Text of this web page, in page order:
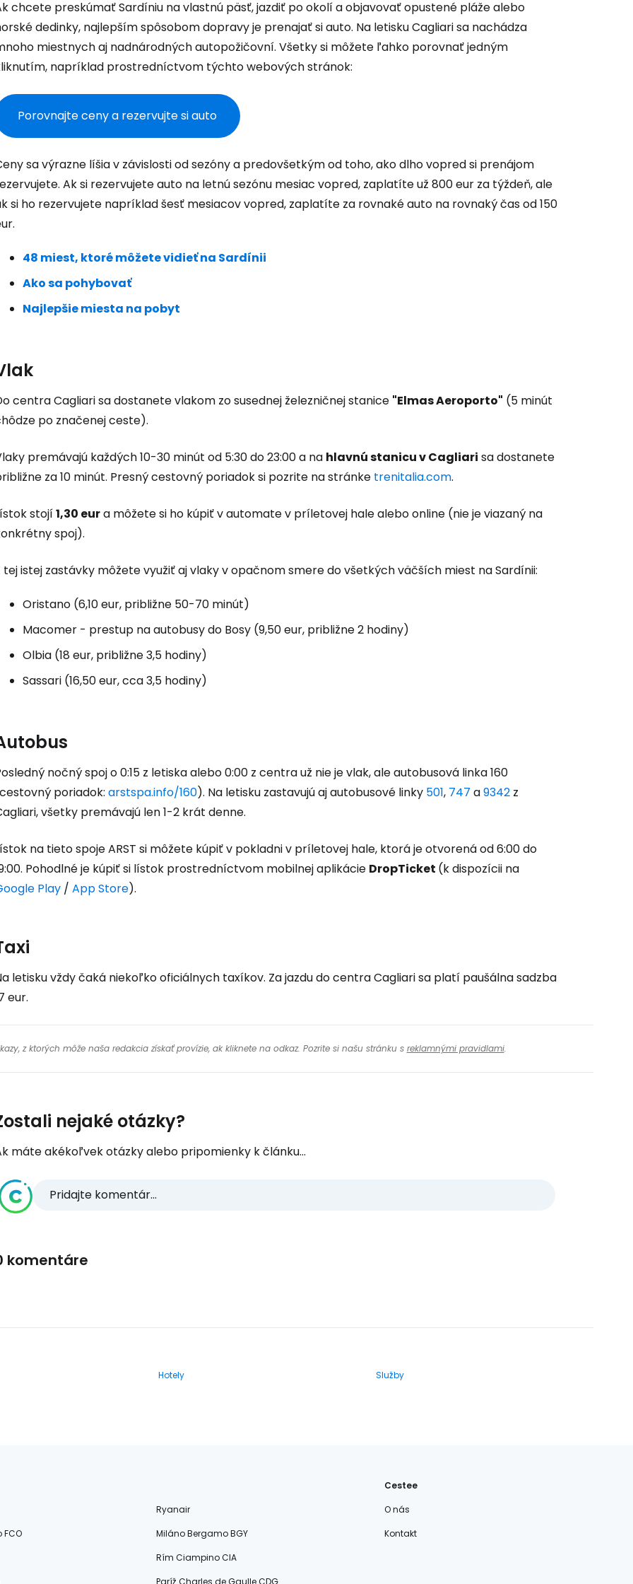
chcete preskúmať Sardíniu na vlastnú päsť, jazdiť po okolí a objavovať opustené pláže alebo
dedinky, najlepším spôsobom dopravy je prenajať si auto. Na letisku Cagliari sa nachádza
miestnych aj nadnárodných autopožičovní. Všetky si môžete ľahko porovnať jedným
napríklad prostredníctvom týchto webových stránok:
Porovnajte ceny a rezervujte si auto
sa výrazne líšia v závislosti od sezóny a predovšetkým od toho, ako dlho vopred si prenájom
Ak si rezervujete auto na letnú sezónu mesiac vopred, zaplatíte už 800 eur za týždeň, ale
si ho rezervujete napríklad šesť mesiacov vopred, zaplatíte za rovnaké auto na rovnaký čas od 150
48 miest, ktoré môžete vidieť na Sardínii
Ako sa pohybovať
Najlepšie miesta na pobyt
centra Cagliari sa dostanete vlakom zo susednej železničnej stanice "Elmas Aeroporto" (5 minút
po značenej ceste).
premávajú každých 10-30 minút od 5:30 do 23:00 a na hlavnú stanicu v Cagliari sa dostanete
za 10 minút. Presný cestovný poriadok si pozrite na stránke trenitalia.com.
stojí1,30 eura môžete si ho kúpiť v automate v príletovej hale alebo online (nie je viazaný na
spoj).
tej istej zastávky môžete využiť aj vlaky v opačnom smere do všetkých väčších miest na Sardínii:
Oristano (6,10 eur, približne 50-70 minút)
Macomer - prestup na autobusy do Bosy (9,50 eur, približne 2 hodiny)
Olbia (18 eur, približne 3,5 hodiny)
Sassari (16,50 eur, cca 3,5 hodiny)
nočný spoj o 0:15 z letiska alebo 0:00 z centra už nie je vlak, ale autobusová linka 160
poriadok: arstspa.info/160). Na letisku zastavujú aj autobusové linky 501, 747 a9342 z
všetky premávajú len 1-2 krát denne.
na tieto spoje ARST si môžete kúpiť v pokladni v príletovej hale, ktorá je otvorená od 6:00 do
Pohodlné je kúpiť si lístok prostredníctvom mobilnej aplikácie DropTicket (k dispozícii na
Play / App Store).
letisku vždy čaká niekoľko oficiálnych taxíkov. Za jazdu do centra Cagliari sa platí paušálna sadzba
eur.
z ktorých môže naša redakcia získať provízie, ak kliknete na odkaz. Pozrite si našu stránku s reklamnými pravidlami.
nejaké otázky?
máte akékoľvek otázky alebo pripomienky k článku...
Pridajte komentár...
komentáre
Hotely
Služby
Ryanair
Miláno Bergamo BGY
Rím Ciampino CIA
Paríž Charles de Gaulle CDG
Cestee
O nás
Kontakt
Prihláste sa do služby
Cestee
Pokračovať so službou Google
Pokračovať na Facebooku